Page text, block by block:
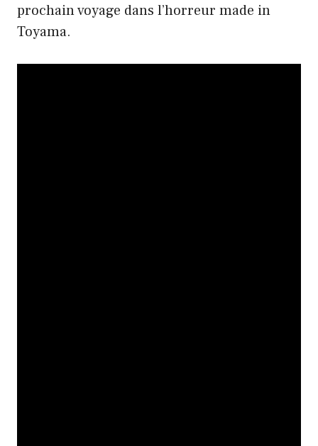
prochain voyage dans l’horreur made in
Toyama.